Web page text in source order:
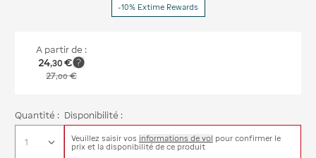
-10% Extime Rewards
A partir de :
24,30 €
27,00€
Quantité : Disponibilité :
Veuillez saisir vos informations de vol pour confirmer le
prix et la disponibilité de ce produit